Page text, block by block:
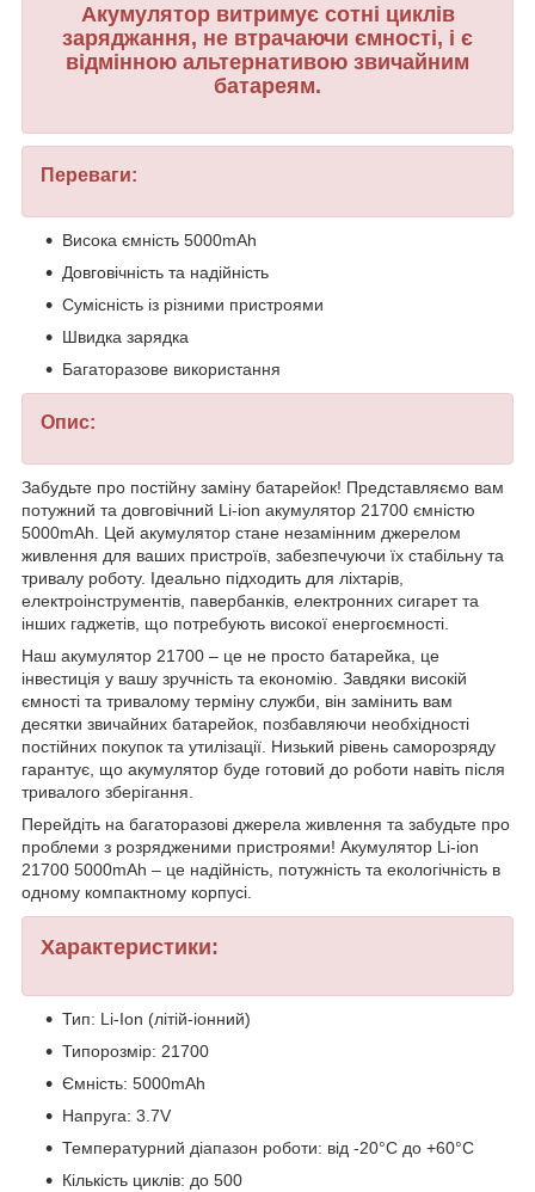
Акумулятор витримує сотні циклів
заряджання, не втрачаючи ємності, і є
відмінною альтернативою звичайним
батареям.
Переваги:
Висока ємність 5000mAh
Довговічність та надійність
Сумісність із різними пристроями
Швидка зарядка
Багаторазове використання
Опис:
Забудьте про постійну заміну батарейок! Представляємо вам
потужний та довговічний Li-ion акумулятор 21700 ємністю
5000mAh. Цей акумулятор стане незамінним джерелом
живлення для ваших пристроїв, забезпечуючи їх стабільну та
тривалу роботу. Ідеально підходить для ліхтарів,
електроінструментів, павербанків, електронних сигарет та
інших гаджетів, що потребують високої енергоємності.
Наш акумулятор 21700 – це не просто батарейка, це
інвестиція у вашу зручність та економію. Завдяки високій
ємності та тривалому терміну служби, він замінить вам
десятки звичайних батарейок, позбавляючи необхідності
постійних покупок та утилізації. Низький рівень саморозряду
гарантує, що акумулятор буде готовий до роботи навіть після
тривалого зберігання.
Перейдіть на багаторазові джерела живлення та забудьте про
проблеми з розрядженими пристроями! Акумулятор Li-ion
21700 5000mAh – це надійність, потужність та екологічність в
одному компактному корпусі.
Характеристики:
Тип: Li-Ion (літій-іонний)
Типорозмір: 21700
Ємність: 5000mAh
Напруга: 3.7V
Температурний діапазон роботи: від -20°C до +60°C
Кількість циклів: до 500